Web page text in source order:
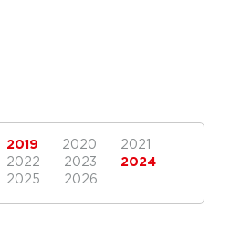
2019 2020
2021
2022
2023
2024
2025
2026